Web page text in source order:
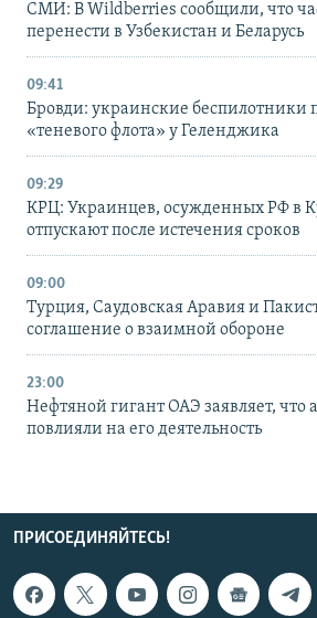
СМИ: В Wildberries сообщили, что
перенести в Узбекистан и Беларусь
09:41
Бровди: украинские беспилотники
«теневого флота» у Геленджика
09:29
КРЦ: Украинцев, осужденных РФ в
отпускают после истечения сроков
09:00
Турция, Саудовская Аравия и
соглашение о взаимной обороне
23:00
Нефтяной гигант ОАЭ заявляет, что
повлияли на его деятельность
ПРИСОЕДИНЯЙТЕСЬ!